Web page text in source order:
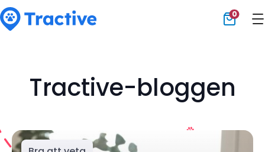
0
Tractive-bloggen